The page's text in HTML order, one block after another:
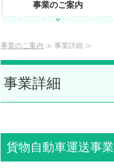
事業のご案内
事業のご案内 ≫ 事業詳細 ≫
事業詳細
貨物自動車運送事業